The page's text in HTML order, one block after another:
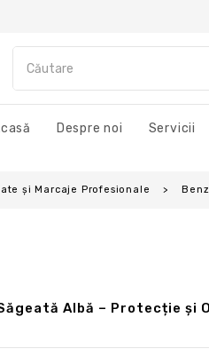
Despre noi Servicii
și Marcaje Profesionale
Albă – Protecție și